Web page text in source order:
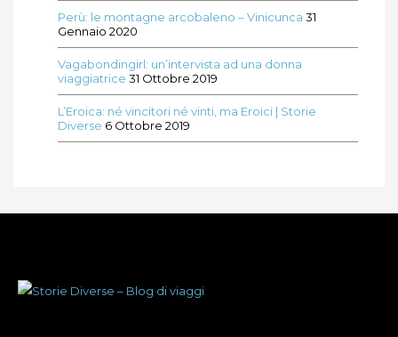
Perù: le montagne arcobaleno – Vinicunca 31
Gennaio 2020
Vagabondingirl: un’intervista ad una donna
viaggiatrice 31 Ottobre 2019
L’Eroica: né vincitori né vinti, ma Eroici | Storie
Diverse 6 Ottobre 2019